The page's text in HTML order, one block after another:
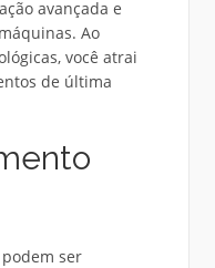
avançada e
Ao
você atrai
de última
ser